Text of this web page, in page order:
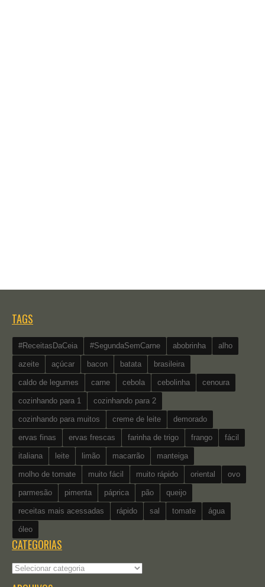
TAGS
#ReceitasDaCeia #SegundaSemCarne abobrinha alho
azeite açúcar bacon batata brasileira
caldo de legumes carne cebola cebolinha cenoura
cozinhando para 1 cozinhando para 2
cozinhando para muitos creme de leite demorado
ervas finas ervas frescas farinha de trigo frango fácil
italiana leite limão macarrão manteiga
molho de tomate muito fácil muito rápido oriental ovo
parmesão pimenta páprica pão queijo
receitas mais acessadas rápido sal tomate água
óleo
CATEGORIAS
Categorias